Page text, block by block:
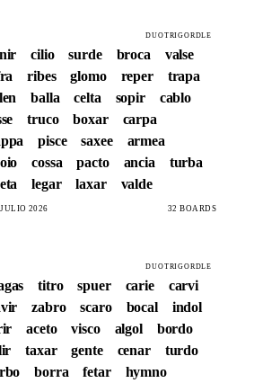
DUOTRIGORDLE
cilio surde broca
valse
ribes glomo reper
trapa
balla celta sopir
cablo
truco boxar
carpa
pisce saxee
armea
cossa pacto ancia
turba
legar laxar valde
2026 32 BOARDS
DUOTRIGORDLE
titro spuer carie
carvi
zabro scaro bocal
indol
aceto visco algol
bordo
taxar gente cenar
turdo
borra fetar
hymno